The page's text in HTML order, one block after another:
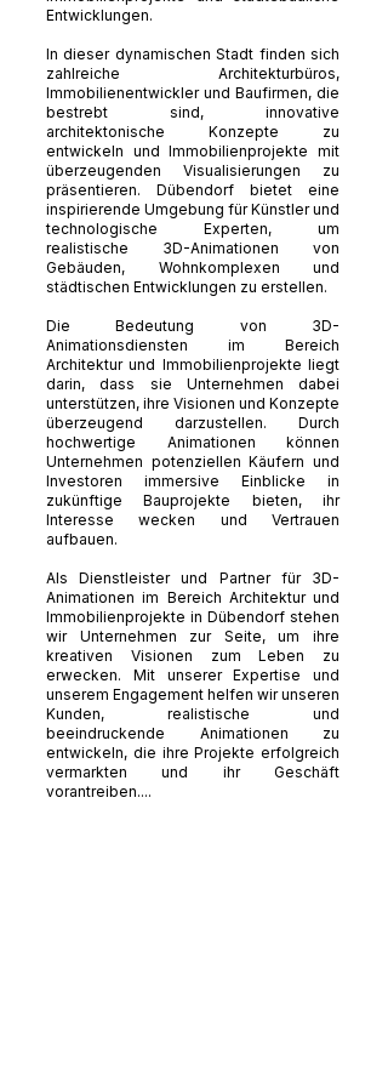
Entwicklungen.
In dieser dynamischen Stadt finden sich
zahlreiche Architekturbüros,
Immobilienentwickler und Baufirmen, die
bestrebt sind, innovative
architektonische Konzepte zu
entwickeln und Immobilienprojekte mit
überzeugenden Visualisierungen zu
präsentieren. Dübendorf bietet eine
inspirierende Umgebung für Künstler und
technologische Experten, um
realistische 3D-Animationen von
Gebäuden, Wohnkomplexen und
städtischen Entwicklungen zu erstellen.
Die Bedeutung von 3D-
Animationsdiensten im Bereich
Architektur und Immobilienprojekte liegt
darin, dass sie Unternehmen dabei
unterstützen, ihre Visionen und Konzepte
überzeugend darzustellen. Durch
hochwertige Animationen können
Unternehmen potenziellen Käufern und
Investoren immersive Einblicke in
zukünftige Bauprojekte bieten, ihr
Interesse wecken und Vertrauen
aufbauen.
Als Dienstleister und Partner für 3D-
Animationen im Bereich Architektur und
Immobilienprojekte in Dübendorf stehen
wir Unternehmen zur Seite, um ihre
kreativen Visionen zum Leben zu
erwecken. Mit unserer Expertise und
unserem Engagement helfen wir unseren
Kunden, realistische und
beeindruckende Animationen zu
entwickeln, die ihre Projekte erfolgreich
vermarkten und ihr Geschäft
vorantreiben....